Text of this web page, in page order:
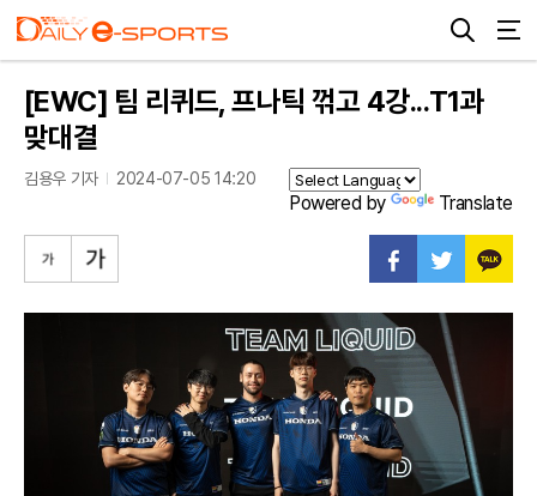
[EWC] 팀 리퀴드, 프나틱 꺾고 4강...T1과
맞대결
김용우 기자 2024-07-05 14:20
Powered by Translate